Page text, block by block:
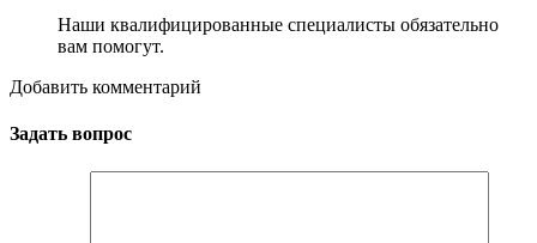
Наши квалифицированные специалисты обязательно
вам помогут.
Добавить комментарий
Задать вопрос